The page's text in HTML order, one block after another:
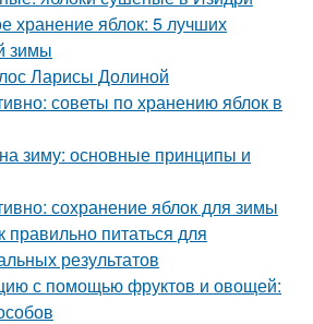
хранение яблок: 5 лучших
зимы
Ларисы Долиной
советы по хранению яблок в
зиму: основные принципы и
сохранение яблок для зимы
питаться для
результатов
с помощью фруктов и овощей: